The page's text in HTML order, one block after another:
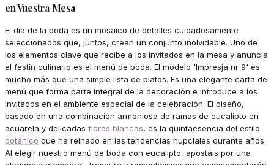
en Vuestra Mesa
El día de la boda es un mosaico de detalles cuidadosamente
seleccionados que, juntos, crean un conjunto inolvidable. Uno de
los elementos clave que recibe a los invitados en la mesa y anuncia
el festín culinario es el menú de boda. El modelo 'Impresja nr 9' es
mucho más que una simple lista de platos. Es una elegante carta de
menú que forma parte integral de la decoración e introduce a los
invitados en el ambiente especial de la celebración. El diseño,
basado en una combinación armoniosa de ramas de eucalipto en
acuarela y delicadas flores blancas, es la quintaesencia del estilo
botánico que ha reinado en las tendencias nupciales durante años.
Al elegir nuestro menú de boda con eucalipto, apostáis por una